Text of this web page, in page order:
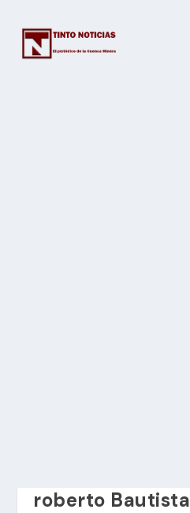
roberto Bautista